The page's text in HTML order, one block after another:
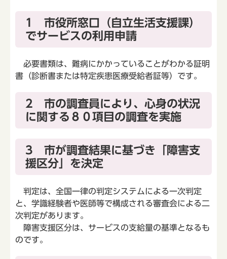
1 市役所窓口（自立生活支援課）
でサービスの利用申請
必要書類は、難病にかかっていることがわかる証明
書（診断書または特定疾患医療受給者証等）です。
2 市の調査員により、心身の状況
に関する８０項目の調査を実施
3 市が調査結果に基づき「障害支
援区分」を決定
判定は、全国一律の判定システムによる一次判定
と、学識経験者や医師等で構成される審査会による二
次判定があります。
障害支援区分は、サービスの支給量の基準となるも
のです。